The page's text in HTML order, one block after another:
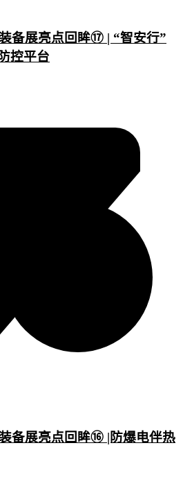
备展亮点回眸⑰ | “智安行”
控平台
备展亮点回眸⑯ |防爆电伴热